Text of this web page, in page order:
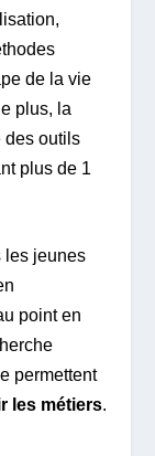
de la vie
plus, la
des outils
plus de 1
les jeunes
point en
permettent
les métiers.